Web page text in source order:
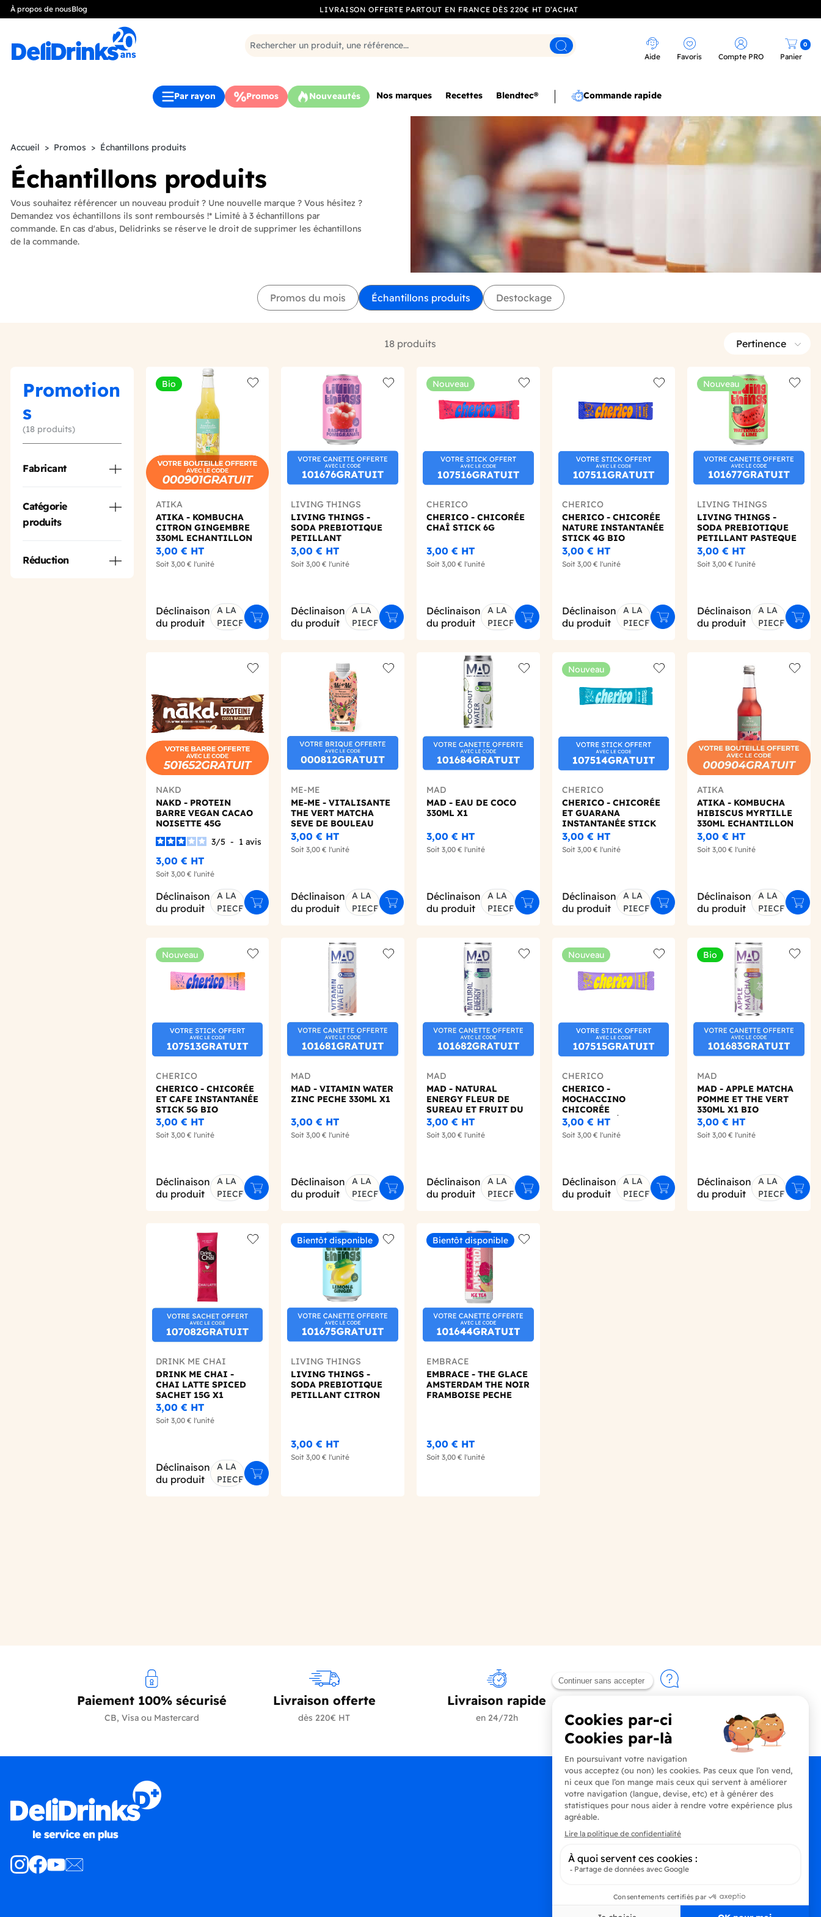
À propos de nousBlog LIVRAISON OFFERTE PARTOUT EN FRANCE DÈS 220€ HT D’ACHAT
Rechercher
Aide Favoris Compte PRO Panier
0
Par rayon Promos Nouveautés Nos marques Recettes Blendtec® Commande rapide
Accueil Promos Échantillons produits
Échantillons produits
Vous souhaitez référencer un nouveau produit ? Une nouvelle marque ? Vous hésitez ?
Demandez vos échantillons ils sont remboursés !* Limité à 3 échantillons par
commande. En cas d'abus, Delidrinks se réserve le droit de supprimer les échantillons
de la commande.
Promos du mois Échantillons produits Destockage
18 produits Pertinence
Promotion
s
(18 produits)
Fabricant
Catégorie
produits
Réduction
Bio
ATIKA
ATIKA - KOMBUCHA
CITRON GINGEMBRE
330ML ECHANTILLON
X1 BIO
3,00 € HT
Soit 3,00 € l'unité
Déclinaison
du produit
A LA
PIECE
Ajouter au panier
Add to wishlist
LIVING THINGS
LIVING THINGS -
SODA PREBIOTIQUE
PETILLANT
FRAMBOISE GRENADE
330ML X1
3,00 € HT
Soit3,00 € l'unité
Déclinaison
du produit
A LA
PIECE
Ajouter au panier
Nouveau
CHERICO
CHERICO - CHICORÉE
CHAÎ STICK 6G
3,00 € HT
Soit 3,00 € l'unité
Déclinaison
du produit
A LA
PIECE
Ajouter au panier
Add to wishlist
CHERICO
CHERICO - CHICORÉE
NATURE INSTANTANÉE
STICK 4G BIO
3,00 € HT
Soit 3,00 € l'unité
Déclinaison
du produit
A LA
PIECE
Ajouter au panier
Nouveau
LIVING THINGS
LIVING THINGS -
SODA PREBIOTIQUE
PETILLANT PASTEQUE
CITRON VERT 330ML
X1
3,00 € HT
Soit3,00 € l'unité
Déclinaison
du produit
A LA
PIECE
NAKD
NAKD - PROTEIN
BARRE VEGAN CACAO
NOISETTE 45G
3/5 - 1 avis
3,00 € HT
Soit 3,00 € l'unité
Déclinaison
du produit
A LA
PIECE
Ajouter au panier
ME-ME
ME-ME - VITALISANTE
THE VERT MATCHA
SEVE DE BOULEAU
PECHE BLANCHE
330ML X1 BIO
3,00 € HT
Soit3,00 € l'unité
Déclinaison
du produit
A LA
PIECE
Ajouter au panier
Add to wishlist
MAD
MAD - EAU DE COCO
330ML X1
3,00 € HT
Soit 3,00 € l'unité
Déclinaison
du produit
A LA
PIECE
Ajouter au panier
Nouveau
CHERICO
CHERICO - CHICORÉE
ET GUARANA
INSTANTANÉE STICK
5G BIO
3,00 € HT
Soit 3,00 € l'unité
Déclinaison
du produit
A LA
PIECE
Ajouter au panier
ATIKA
ATIKA - KOMBUCHA
HIBISCUS MYRTILLE
330ML ECHANTILLON
X1 BIO
3,00 € HT
Soit3,00 € l'unité
Déclinaison
du produit
A LA
PIECE
Nouveau
CHERICO
CHERICO - CHICORÉE
ET CAFE INSTANTANÉE
STICK 5G BIO
3,00 € HT
Soit 3,00 € l'unité
Déclinaison
du produit
A LA
PIECE
Ajouter au panier
MAD
MAD - VITAMIN WATER
ZINC PECHE 330ML X1
3,00 € HT
Soit3,00 € l'unité
Déclinaison
du produit
A LA
PIECE
Ajouter au panier
Add to wishlist
MAD
MAD - NATURAL
ENERGY FLEUR DE
SUREAU ET FRUIT DU
CAFE 330ML X1
3,00 € HT
Soit 3,00 € l'unité
Déclinaison
du produit
A LA
PIECE
Ajouter au panier
Nouveau
Add to wishlist
CHERICO
CHERICO -
MOCHACCINO
CHICORÉE
INSTANTANÉE STICK
5G BIO
3,00 € HT
Soit 3,00 € l'unité
Déclinaison
du produit
A LA
PIECE
Ajouter au panier
Bio
MAD
MAD - APPLE MATCHA
POMME ET THE VERT
330ML X1 BIO
3,00 € HT
Soit3,00 € l'unité
Déclinaison
du produit
A LA
PIECE
Add to wishlist
DRINK ME CHAI
DRINK ME CHAI -
CHAI LATTE SPICED
SACHET 15G X1
3,00 € HT
Soit 3,00 € l'unité
Déclinaison
du produit
A LA
PIECE
Ajouter au panier
Bientôt disponible
Add to wishlist
LIVING THINGS
LIVING THINGS -
SODA PREBIOTIQUE
PETILLANT CITRON
3,00 € HT
Soit3,00 € l'unité
Bientôt disponible
EMBRACE
EMBRACE - THE GLACE
AMSTERDAM THE NOIR
FRAMBOISE PECHE
3,00 € HT
Soit 3,00 € l'unité
Paiement 100% sécurisé
CB, Visa ou Mastercard
Livraison offerte
dès 220€ HT
Livraison rapide
en 24/72h +33 (0)4 90 91 20 80